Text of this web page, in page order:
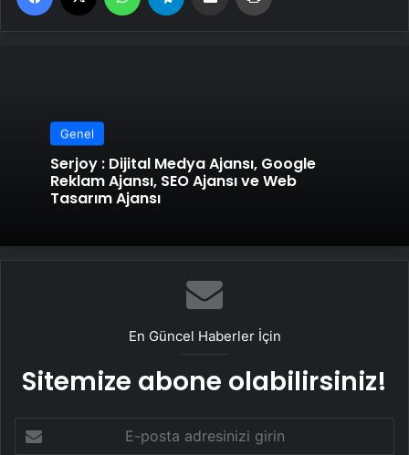
Genel
Serjoy : Dijital Medya Ajansı, Google
Reklam Ajansı, SEO Ajansı ve Web
Tasarım Ajansı
En Güncel Haberler İçin
Sitemize abone olabilirsiniz!
posta